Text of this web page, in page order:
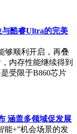
与酷睿Ultra的完美
够顺利开启，再叠
内存性能继续得到
受限于B860芯片
涵盖多领域促发展
能+”机会场景的发